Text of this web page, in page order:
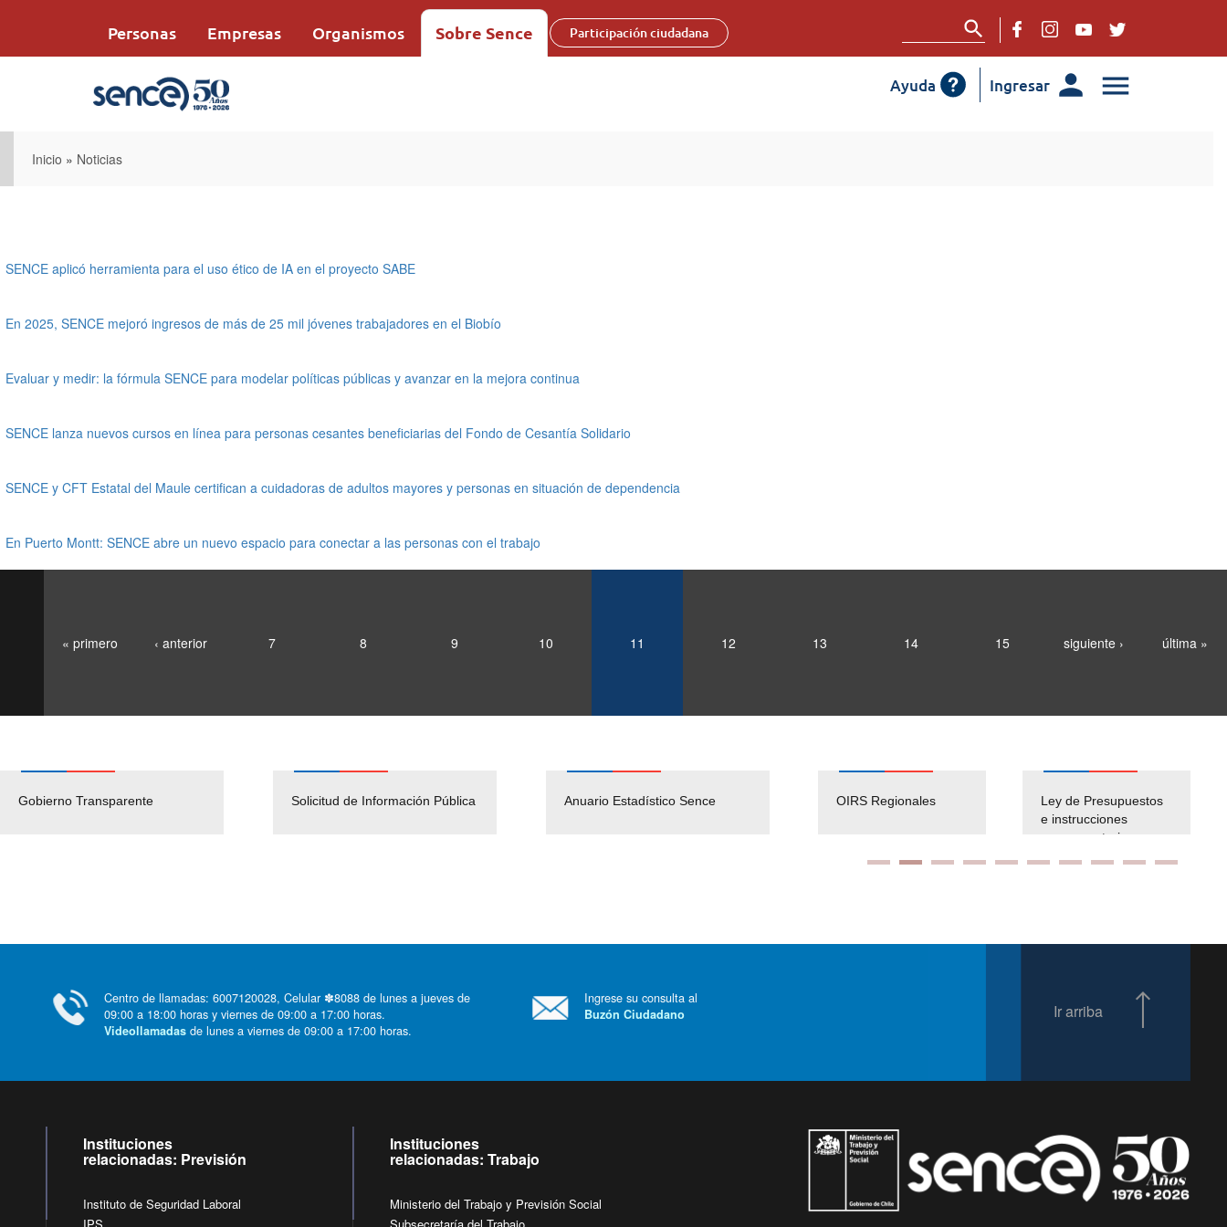
Personas Empresas Organismos Sobre Sence Participación ciudadana
Ingresar
Ayuda
Inicio » Noticias
SENCE aplicó herramienta para el uso ético de IA en el proyecto SABE
En 2025, SENCE mejoró ingresos de más de 25 mil jóvenes trabajadores en el Biobío
Evaluar y medir: la fórmula SENCE para modelar políticas públicas y avanzar en la mejora continua
SENCE lanza nuevos cursos en línea para personas cesantes beneficiarias del Fondo de Cesantía Solidario
SENCE y CFT Estatal del Maule certifican a cuidadoras de adultos mayores y personas en situación de dependencia
En Puerto Montt: SENCE abre un nuevo espacio para conectar a las personas con el trabajo
« primero ‹ anterior 7 8 9 10 11 12 13 14 15 siguiente › última »
Gobierno Transparente Solicitud de Información Pública Anuario Estadístico Sence
Pago Proveedores
Empleos Públicos
Solicitud Audiencias y
OIRS Regionales
Ley de Presupuestos
e instrucciones
presuspuetarias
Centro de llamadas: 6007120028, Celular ✽8088 de lunes a jueves de
09:00 a 18:00 horas y viernes de 09:00 a 17:00 horas.
Videollamadas de lunes a viernes de 09:00 a 17:00 horas.
Ingrese su consulta al
Buzón Ciudadano Ir arriba
Instituciones
relacionadas: Previsión
Instituto de Seguridad Laboral
IPS
Instituciones
relacionadas: Trabajo
Ministerio del Trabajo y Previsión Social
Subsecretaría del Trabajo